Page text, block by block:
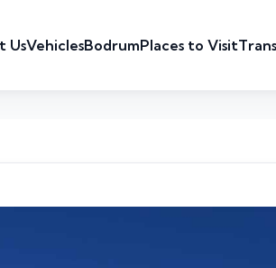
UsVehiclesBodrumPlaces to Visit